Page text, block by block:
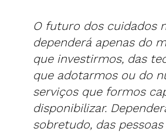
O futuro dos cuidados
dependerá apenas do
que investirmos, das
que adotarmos ou do
serviços que formos
disponibilizar.
sobretudo, das